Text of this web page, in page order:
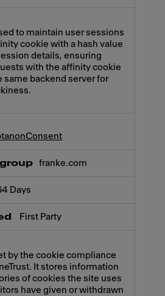
to maintain user sessions
cookie with a hash value
details, ensuring
with the affinity cookie
same backend server for
franke.com
Days
First Party
by the cookie compliance
It stores information
of cookies the site uses
have given or withdrawn